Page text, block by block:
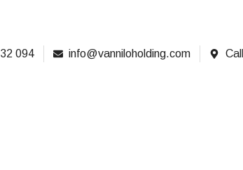
094 info@vanniloholding.com